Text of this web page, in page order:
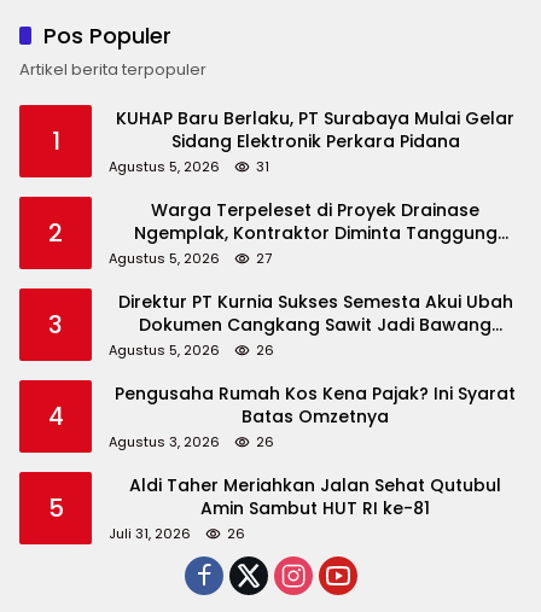
Pos Populer
Artikel berita terpopuler
1
KUHAP Baru Berlaku, PT Surabaya Mulai Gelar
Sidang Elektronik Perkara Pidana
Agustus 5, 2026 31
2
Warga Terpeleset di Proyek Drainase
Ngemplak, Kontraktor Diminta Tanggung
Biaya Korban
Agustus 5, 2026 27
3
Direktur PT Kurnia Sukses Semesta Akui Ubah
Dokumen Cangkang Sawit Jadi Bawang
Agustus 5, 2026 26
4
Pengusaha Rumah Kos Kena Pajak? Ini Syarat
Batas Omzetnya
Agustus 3, 2026 26
5
Aldi Taher Meriahkan Jalan Sehat Qutubul
Amin Sambut HUT RI ke-81
Juli 31, 2026 26